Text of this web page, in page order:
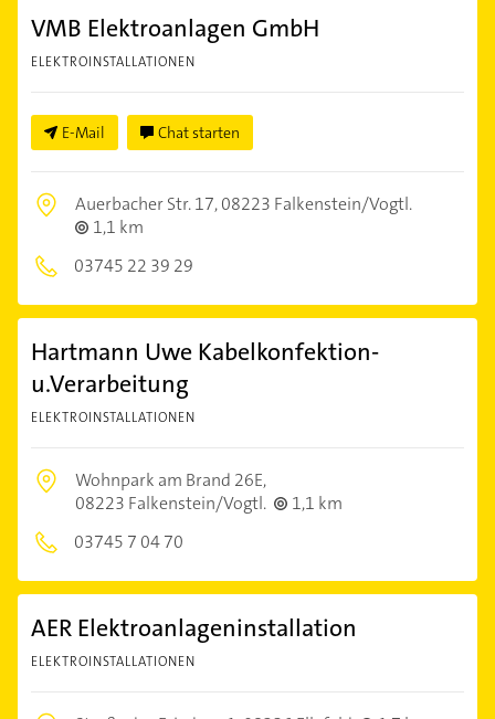
VMB Elektroanlagen GmbH
ELEKTROINSTALLATIONEN
E-Mail Chat starten
Auerbacher Str. 17,08223 Falkenstein/Vogtl.
1,1 km
03745 22 39 29
Hartmann Uwe Kabelkonfektion-
u.Verarbeitung
ELEKTROINSTALLATIONEN
Wohnpark am Brand 26E,
08223 Falkenstein/Vogtl.
1,1 km
03745 7 04 70
AER Elektroanlageninstallation
ELEKTROINSTALLATIONEN